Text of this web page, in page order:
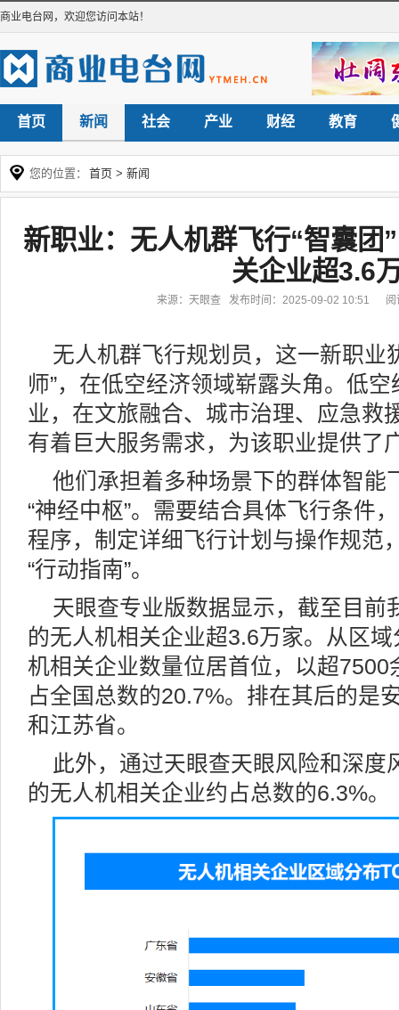
商业电台网 ，欢迎您访问本站！
首页 新闻 社会 产业 财经 教育
您的位置： 首页 > 新闻
新职业：无人机群飞行“智囊团
关企业超3.6
来源：天眼查 发布时间：2025-09-02 10:51 阅
无人机群飞行规划员，这一新职业
师”，在低空经济领域崭露头角。低
业，在文旅融合、城市治理、应急救
有着巨大服务需求，为该职业提供了
他们承担着多种场景下的群体智能
“神经中枢”。需要结合具体飞行条件
程序，制定详细飞行计划与操作规范
“行动指南”。
天眼查专业版数据显示，截至目前
的无人机相关企业超3.6万家。从区
机相关企业数量位居首位，以超7500
占全国总数的20.7%。排在其后的是
和江苏省。
此外，通过天眼查天眼风险和深度
的无人机相关企业约占总数的6.3%。